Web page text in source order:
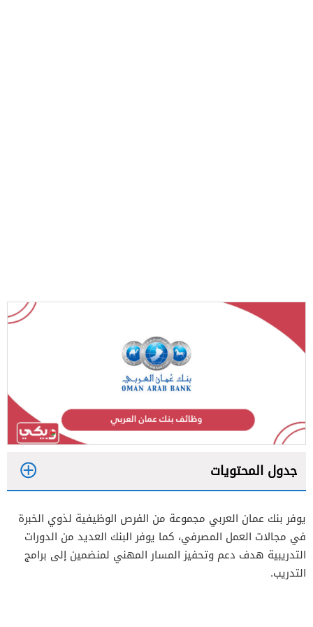
جدول المحتويات
يوفر بنك عمان العربي مجموعة من الفرص الوظيفية لذوي الخبرة
في مجالات العمل المصرفي، كما يوفر البنك العديد من الدورات
التدريبية هدف دعم وتحفيز المسار المهني لمنضمين إلى برامج
التدريب.